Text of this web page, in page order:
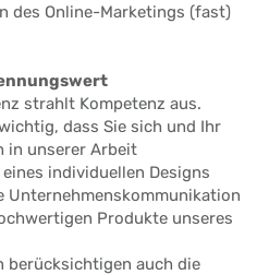
des Online-Marketings (fast)
strahlt Kompetenz aus.
dass Sie sich und Ihr
in unserer Arbeit
individuellen Designs
Unternehmenskommunikation
Produkte unseres
berücksichtigen auch die